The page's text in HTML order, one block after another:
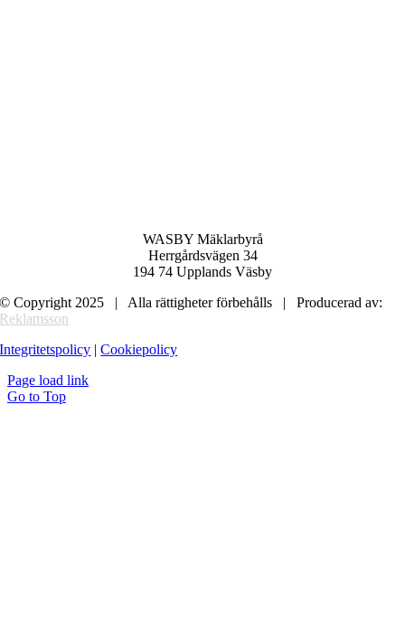
WASBY Mäklarbyrå
Herrgårdsvägen 34
194 74 Upplands Väsby
© Copyright 2025 | Alla rättigheter förbehålls | Producerad av:
Reklamsson
Integritetspolicy |Cookiepolicy
Page load link
Go to Top